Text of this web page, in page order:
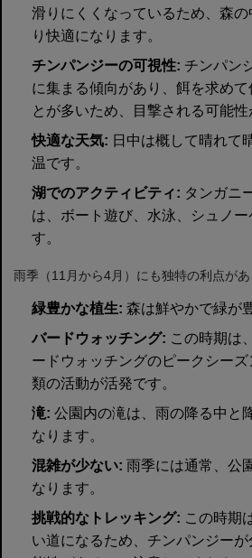
滑りにくくなっているため、森
り快適になります。
チンパンジーの可視性: チンパン
に集まる傾向があり、餌を求め
とが多いため、目撃される可能性
快適な天気: 日中は概して晴れて
温です。
湖でのアクティビティ: タンガニ
は、ボート遊び、水泳、シュノ
す。
雨季（11月から4月）にも独特の利点が
緑豊かな植生: 森は鮮やかで緑が
バードウォッチング: この時期は
ードウォッチングのピークシー
類の活動が活発です。
滝: 公園内の滝は、雨の降る中と
なります。
混雑が少ない: 雨季には通常、公
なります。
挑戦的なトレッキング: この時期
い道になるため、チンパンジーが